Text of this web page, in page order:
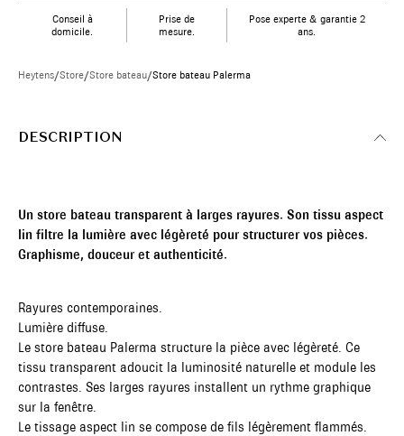
Conseil à
domicile.
Prise de
mesure.
Pose experte & garantie 2
ans.
Heytens/Store/Store bateau/Store bateau Palerma
DESCRIPTION
Un store bateau transparent à larges rayures. Son tissu aspect
lin filtre la lumière avec légèreté pour structurer vos pièces.
Graphisme, douceur et authenticité.
Rayures contemporaines.
Lumière diffuse.
Le store bateau Palerma structure la pièce avec légèreté. Ce
tissu transparent adoucit la luminosité naturelle et module les
contrastes. Ses larges rayures installent un rythme graphique
sur la fenêtre.
Le tissage aspect lin se compose de fils légèrement flammés.